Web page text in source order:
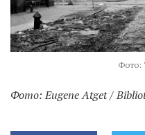
Фото:
Фото: Eugene Atget /